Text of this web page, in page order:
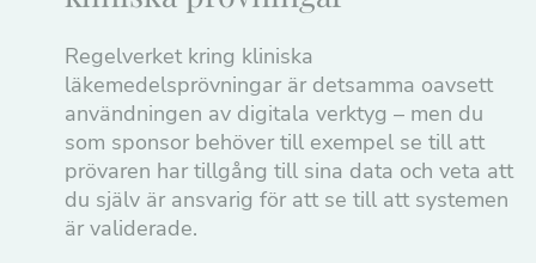
Regelverket kring kliniska
läkemedelsprövningar är detsamma oavsett
användningen av digitala verktyg – men du
som sponsor behöver till exempel se till att
prövaren har tillgång till sina data och veta att
du själv är ansvarig för att se till att systemen
är validerade.